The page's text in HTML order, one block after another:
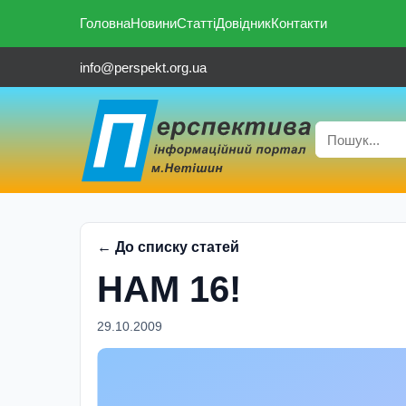
ГоловнаНовиниСтаттіДовідникКонтакти
info@perspekt.org.ua
← До списку статей
НАМ 16!
29.10.2009